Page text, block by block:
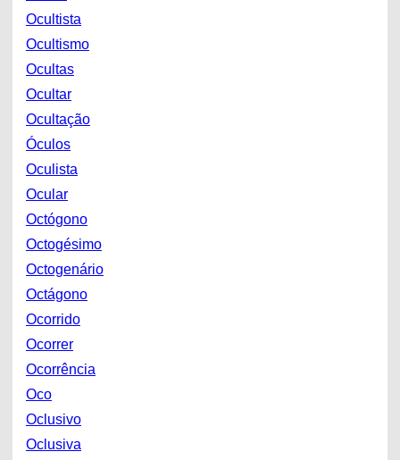
Ocultista
Ocultismo
Ocultas
Ocultar
Ocultação
Óculos
Oculista
Ocular
Octógono
Octogésimo
Octogenário
Octágono
Ocorrido
Ocorrer
Ocorrência
Oco
Oclusivo
Oclusiva